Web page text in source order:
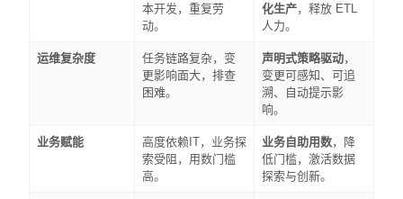
本开发，重复劳
动。
化生产，释放 ETL
人力。
运维复杂度
任务链路复杂，变
更影响面大，排查
困难。
声明式策略驱动，
变更可感知、可追
溯、自动提示影
响。
业务赋能
高度依赖IT，业务探
索受阻，用数门槛
高。
业务自助用数，降
低门槛，激活数据
探索与创新。